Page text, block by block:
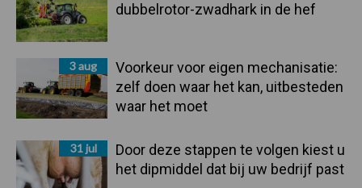
dubbelrotor-zwadhark in de hef
3 aug
Voorkeur voor eigen mechanisatie:
zelf doen waar het kan, uitbesteden
waar het moet
31 jul
Door deze stappen te volgen kiest u
het dipmiddel dat bij uw bedrijf past